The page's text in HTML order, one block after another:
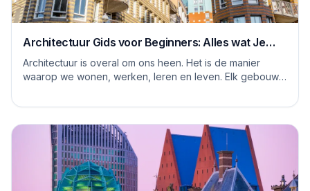
Architectuur Gids voor Beginners: Alles wat Je
Moet Weten
Architectuur is overal om ons heen. Het is de manier
waarop we wonen, werken, leren en leven. Elk gebouw